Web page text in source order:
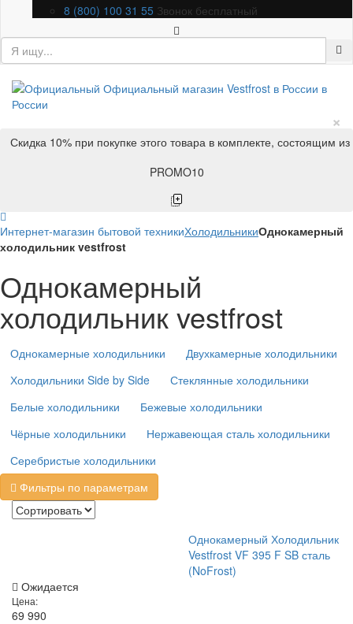
8 (800) 100 31 55 Звонок бесплатный
×
Скидка 10% при покупке этого товара в комплекте, состоящим
PROMO10
Интернет-магазин бытовой техникиХолодильникиОднокамерный
холодильник vestfrost
Однокамерный
холодильник vestfrost
Однокамерные холодильники
Двухкамерные холодильники
Холодильники Side by Side
Стеклянные холодильники
Белые холодильники
Бежевые холодильники
Чёрные холодильники
Нержавеющая сталь холодильники
Серебристые холодильники
Фильтры по параметрам
Однокамерный Холодильник
Vestfrost VF 395 F SB сталь
(NoFrost)
Ожидается
Цена:
69 990